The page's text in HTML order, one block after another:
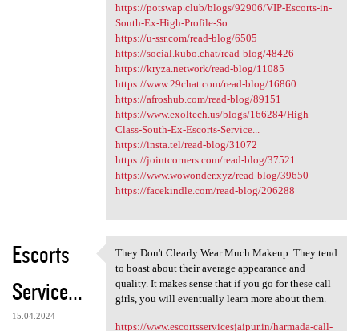
https://potswap.club/blogs/92906/VIP-Escorts-in-
South-Ex-High-Profile-So...
https://u-ssr.com/read-blog/6505
https://social.kubo.chat/read-blog/48426
https://kryza.network/read-blog/11085
https://www.29chat.com/read-blog/16860
https://afroshub.com/read-blog/89151
https://www.exoltech.us/blogs/166284/High-
Class-South-Ex-Escorts-Service...
https://insta.tel/read-blog/31072
https://jointcorners.com/read-blog/37521
https://www.wowonder.xyz/read-blog/39650
https://facekindle.com/read-blog/206288
Escorts
Service...
15.04.2024
They Don't Clearly Wear Much
They Don't Clearly Wear Much Makeup. They tend
to boast about their average appearance and
quality. It makes sense that if you go for these call
girls, you will eventually learn more about them.
https://www.escortsservicesjaipur.in/harmada-call-